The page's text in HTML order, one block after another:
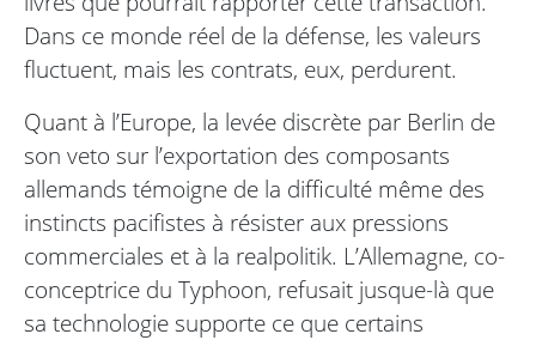
Dans ce monde réel de la défense, les valeurs
fluctuent, mais les contrats, eux, perdurent.
Quant à l’Europe, la levée discrète par Berlin de
son veto sur l’exportation des composants
allemands témoigne de la difficulté même des
instincts pacifistes à résister aux pressions
commerciales et à la realpolitik. L’Allemagne, co-
conceptrice du Typhoon, refusait jusque-là que
sa technologie supporte ce que certains